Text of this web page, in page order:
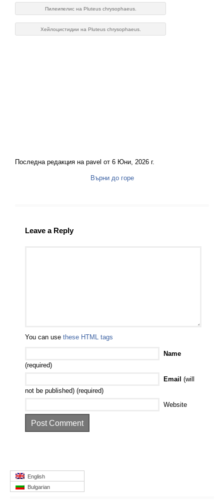
Пилеипелис на Pluteus chrysophaeus.
Хейлоцистидии на Pluteus chrysophaeus.
Последна редакция на pavel от 6 Юни, 2026 г.
Върни до горе
Leave a Reply
You can use these HTML tags
Name
(required)
Email (will
not be published) (required)
Website
English
Bulgarian